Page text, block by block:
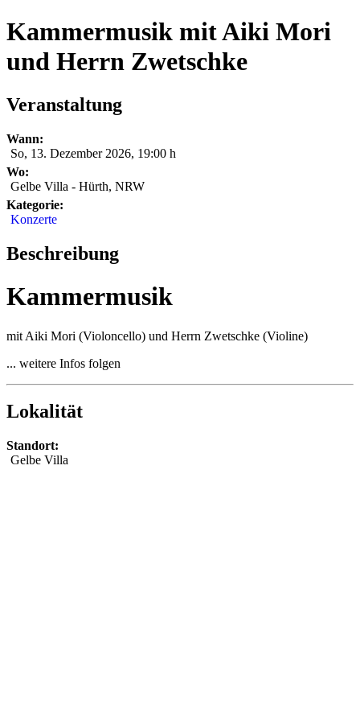
Kammermusik mit Aiki Mori
und Herrn Zwetschke
Veranstaltung
Wann:
So, 13. Dezember 2026, 19:00 h
Wo:
Gelbe Villa - Hürth, NRW
Kategorie:
Konzerte
Beschreibung
Kammermusik
mit Aiki Mori (Violoncello) und Herrn Zwetschke (Violine)
... weitere Infos folgen
Lokalität
Standort:
Gelbe Villa